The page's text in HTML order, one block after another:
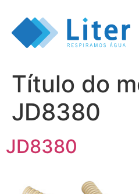
Título do
JD8380
JD8380